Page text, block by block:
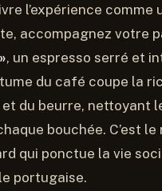
l’expérience comme
accompagnez votre
, un espresso serré et
du café coupe la
du beurre, nettoyant
bouchée. C’est le
qui ponctue la vie
portugaise.